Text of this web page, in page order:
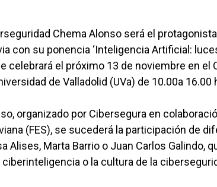
Chema Alonso será el
con su ponencia ‘Inteligencia Artificial:
celebrará el próximo 13 de noviembre en el
de Valladolid (UVa) de 10.00a 16.00
organizado por Cibersegura en
(FES), se sucederá la participación de
Alises, Marta Barrio o Juan Carlos Galindo,
ciberinteligencia o la cultura de la